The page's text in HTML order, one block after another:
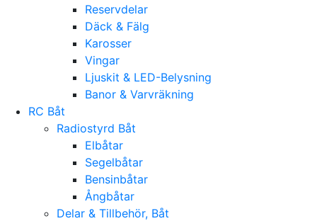
Reservdelar
Däck & Fälg
Karosser
Vingar
Ljuskit & LED-Belysning
Banor & Varvräkning
RC Båt
Radiostyrd Båt
Elbåtar
Segelbåtar
Bensinbåtar
Ångbåtar
Delar & Tillbehör, Båt